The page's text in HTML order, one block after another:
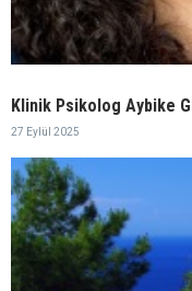
Klinik Psikolog Aybike
27 Eylül 2025